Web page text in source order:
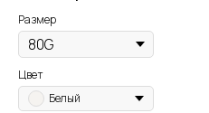
Размер
Цвет
Белый